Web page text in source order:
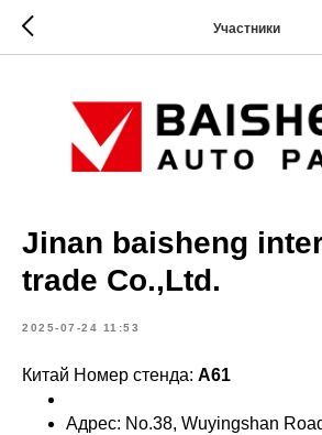
Участники
Jinan baisheng
trade Co.,Ltd.
2025-07-24 11:53
Китай Номер стенда: A61
Адрес: No.38, Wuyingshan